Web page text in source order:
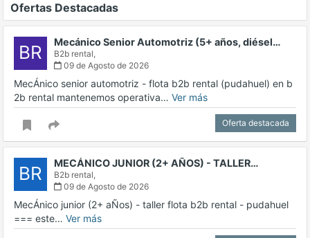
Ofertas Destacadas
BR Mecánico Senior Automotriz (5+ años, diésel…
B2b rental,
09 de Agosto de 2026
MecÁnico senior automotriz - flota b2b rental (pudahuel) en b
2b rental mantenemos operativa… Ver más
Oferta destacada
BR MECÁNICO JUNIOR (2+ AÑOS) - TALLER…
B2b rental,
09 de Agosto de 2026
MecÁnico junior (2+ aÑos) - taller flota b2b rental - pudahuel
=== este… Ver más